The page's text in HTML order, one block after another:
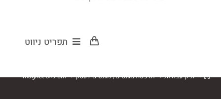
תפריט ניווט
> תיק עבודות > הדפסת מגנטים | מגנטים לעסק >
magnet 5×9 cm